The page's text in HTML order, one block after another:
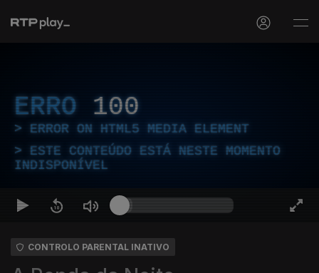
ERRO 100
ERROR ON HTML5 MEDIA ELEMENT
ESTE CONTEÚDO ESTÁ NESTE MOMENTO
INDISPONÍVEL
CONTROLO PARENTAL INATIVO